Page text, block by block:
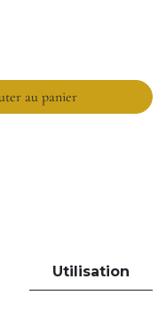
au panier
Utilisation